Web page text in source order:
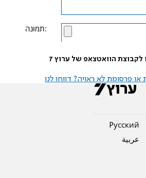
תמונה:
שלחלקבוצת הוואטצאפ של ערוץ 7
פרסומת לא ראויה? דווחו לנו
Pусский
عربية